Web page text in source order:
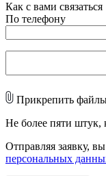
Как с вами связаться
По телефону
Прикрепить
Не более пяти
Отправляя заявку,
персональных